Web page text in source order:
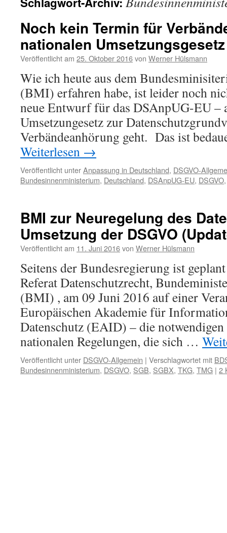
Noch kein Termin für
nationalen Umsetzungsgesetz
Veröffentlicht am 25. Oktober 2016von Werner Hülsmann
Wie ich heute aus dem
(BMI) erfahren habe, ist leider noch
neue Entwurf für das DSAnpUG-EU –
Umsetzungesetz zur
Verbändeanhörung geht. Das ist
Weiterlesen →
Veröffentlicht unterAnpassung in Deutschland, DSGVO-
Bundesinnenministerium, Deutschland, DSAnpUG-EU, DSGVO
BMI zur Neuregelung des
Umsetzung der DSGVO
Veröffentlicht am 11. Juni 2016von Werner Hülsmann
Seitens der Bundesregierung ist
Referat Datenschutzrecht,
(BMI) , am 09 Juni 2016 auf einer
Europäischen Akademie für
Datenschutz (EAID) – die
nationalen Regelungen, die sich …
Veröffentlicht unter DSGVO-Allgemein | Verschlagwortet mit
Bundesinnenministerium, DSGVO, SGB, SGBX, TKG, TMG | 2